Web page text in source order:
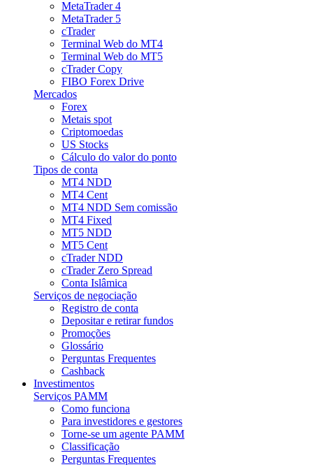
MetaTrader 4
MetaTrader 5
cTrader
Terminal Web do MT4
Terminal Web do MT5
cTrader Copy
FIBO Forex Drive
Mercados
Forex
Metais spot
Criptomoedas
US Stocks
Cálculo do valor do ponto
Tipos de conta
MT4 NDD
MT4 Cent
MT4 NDD Sem comissão
MT4 Fixed
MT5 NDD
MT5 Cent
cTrader NDD
cTrader Zero Spread
Conta Islâmica
Serviços de negociação
Registro de conta
Depositar e retirar fundos
Promoções
Glossário
Perguntas Frequentes
Cashback
Investimentos
Serviços PAMM
Como funciona
Para investidores e gestores
Torne-se um agente PAMM
Classificação
Perguntas Frequentes